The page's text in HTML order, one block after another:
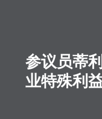
参议员蒂
业特殊利